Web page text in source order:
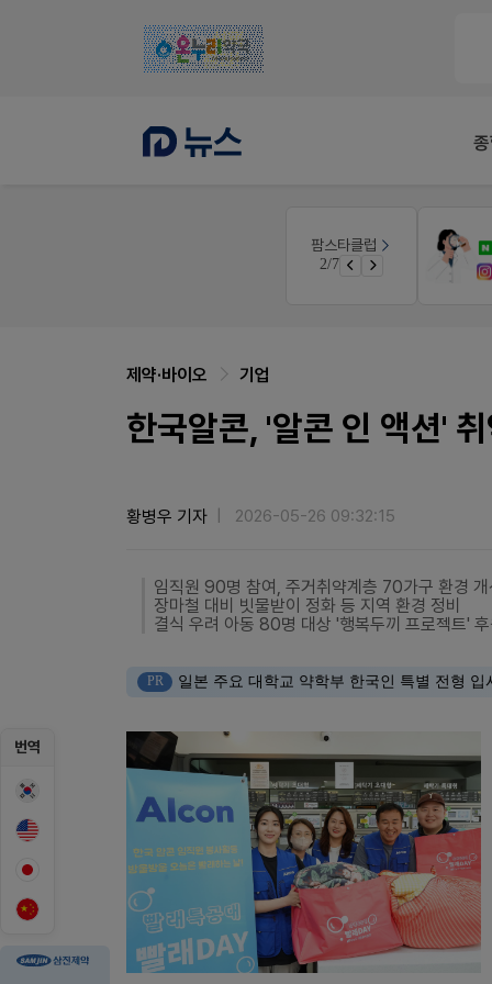
팜스타클럽
3/7
약국 마케팅 성공사례
번역
제약·바이오 기업
한국알콘, '알콘 인 액션'
황병우 기자 2026-05-26 09:32:15
임직원 90명 참여, 주거취약계층 70가구 환경 개
장마철 대비 빗물받이 정화 등 지역 환경 정비
결식 우려 아동 80명 대상 '행복두끼 프로젝트'
PR 일본 주요 대학교 약학부 한국인 특별 전형 입